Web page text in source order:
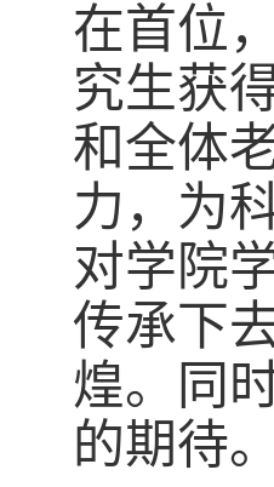
在首位
究生获
和全体
力，为
对学院
传承下
煌。同
的期待。